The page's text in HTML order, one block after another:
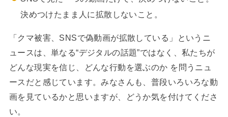
決めつけたまま人に拡散しないこと。
「クマ被害、SNSで偽動画が拡散している」というニ
ュースは、単なる“デジタルの話題”ではなく、私たちが
どんな現実を信じ、どんな行動を選ぶのか を問うニュ
ースだと感じています。みなさんも、普段いろいろな動
画を見ているかと思いますが、どうか気を付けてくださ
い。